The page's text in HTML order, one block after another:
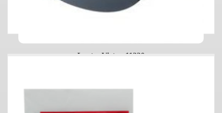
Lentes Virtua 11330